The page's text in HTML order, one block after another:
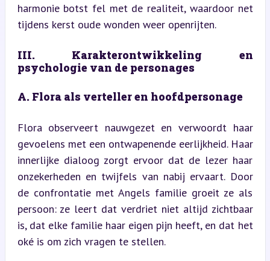
harmonie botst fel met de realiteit, waardoor net
tijdens kerst oude wonden weer openrijten.
III. Karakterontwikkeling en
psychologie van de personages
A. Flora als verteller en hoofdpersonage
Flora observeert nauwgezet en verwoordt haar
gevoelens met een ontwapenende eerlijkheid. Haar
innerlijke dialoog zorgt ervoor dat de lezer haar
onzekerheden en twijfels van nabij ervaart. Door
de confrontatie met Angels familie groeit ze als
persoon: ze leert dat verdriet niet altijd zichtbaar
is, dat elke familie haar eigen pijn heeft, en dat het
oké is om zich vragen te stellen.